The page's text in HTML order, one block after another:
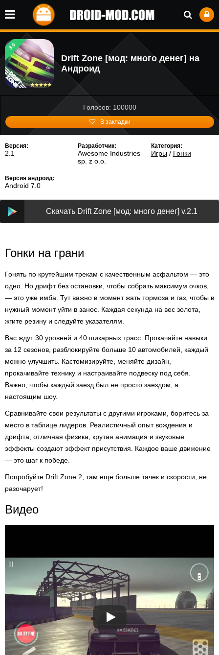
3.0
Drift Zone [мод: много денег] на
Андроид
Голосов: 100000
В закладки
Версия:
2.1
Разработчик:
Awesome Industries
sp. z o.o.
Категория:
Игры/ Гонки
Версия андроид:
Android 7.0
Скачать Drift Zone [мод: много денег] v.2.1
Гонки на грани
Гонять по крутейшим трекам с качественным асфальтом — это
одно. Но дрифт без остановки, чтобы собрать максимум очков,
— это уже имба. Тут важно в момент жать тормоза и газ, чтобы в
нужный момент уйти в занос. Каждая секунда на вес золота,
жгите резину и следуйте указателям.
Вас ждут 30 уровней и 40 шикарных трасс. Прокачайте навыки
за 12 сезонов, разблокируйте больше 10 автомобилей, каждый
можно улучшить. Кастомизируйте, меняйте дизайн,
прокачивайте технику и настраивайте подвеску под себя.
Важно, чтобы каждый заезд был не просто заездом, а
настоящим шоу.
Сравнивайте свои результаты с другими игроками, боритесь за
место в таблице лидеров. Реалистичный опыт вождения и
дрифта, отличная физика, крутая анимация и звуковые
эффекты создают эффект присутствия. Каждое ваше движение
— это шаг к победе.
Попробуйте Drift Zone 2, там еще больше тачек и скорости, не
разочарует!
Видео